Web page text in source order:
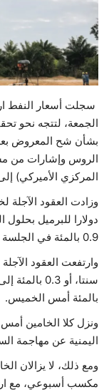
حياة
سجلت أسعار النفط
الجمعة، لتتجه نحو
بشأن شح المعروض
الروس وإشارات من
المركزي الأميركي)
0.9 بالمئة في الجلسة السابقة.
بالمئة أمس الخميس.
ونزل كلا الخامين
اليمنية عن مهاجمة
ومع ذلك، لا يزالان
مكسب أسبوعي، مع